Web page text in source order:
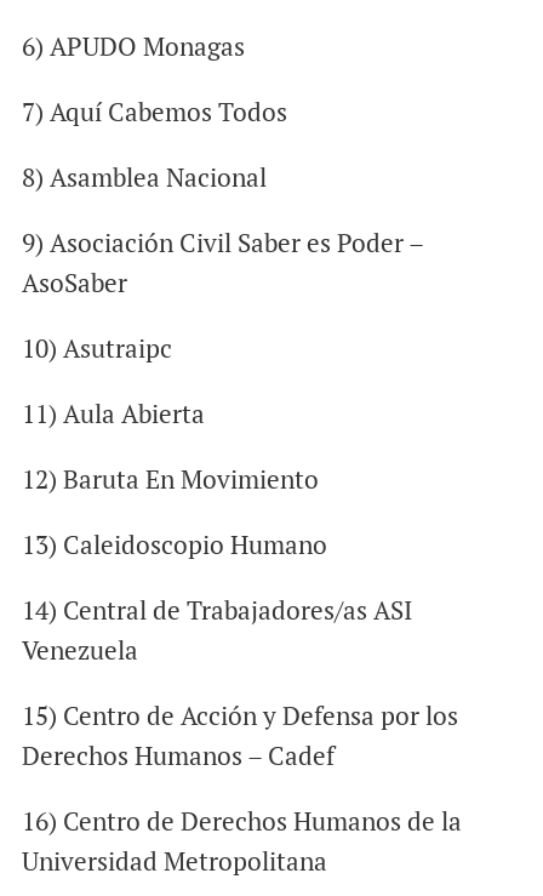
6) APUDO Monagas
7) Aquí Cabemos Todos
8) Asamblea Nacional
9) Asociación Civil Saber es Poder –
AsoSaber
10) Asutraipc
11) Aula Abierta
12) Baruta En Movimiento
13) Caleidoscopio Humano
14) Central de Trabajadores/as ASI
Venezuela
15) Centro de Acción y Defensa por los
Derechos Humanos – Cadef
16) Centro de Derechos Humanos de la
Universidad Metropolitana